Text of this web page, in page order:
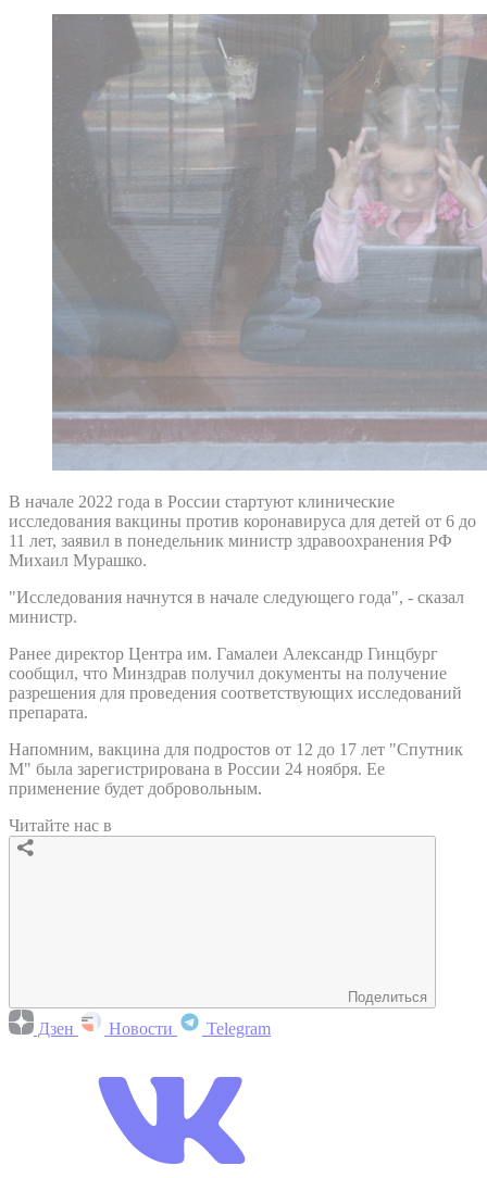
В начале 2022 года в России стартуют клинические
исследования вакцины против коронавируса для детей от 6 до
11 лет, заявил в понедельник министр здравоохранения РФ
Михаил Мурашко.
"Исследования начнутся в начале следующего года", - сказал
министр.
Ранее директор Центра им. Гамалеи Александр Гинцбург
сообщил, что Минздрав получил документы на получение
разрешения для проведения соответствующих исследований
препарата.
Напомним, вакцина для подростов от 12 до 17 лет "Спутник
М" была зарегистрирована в России 24 ноября. Ее
применение будет добровольным.
Читайте нас в
Поделиться
Дзен Новости Telegram